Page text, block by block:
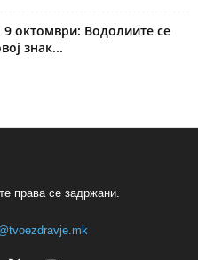
октомври: Водолиите се
знак...
права се задржани.